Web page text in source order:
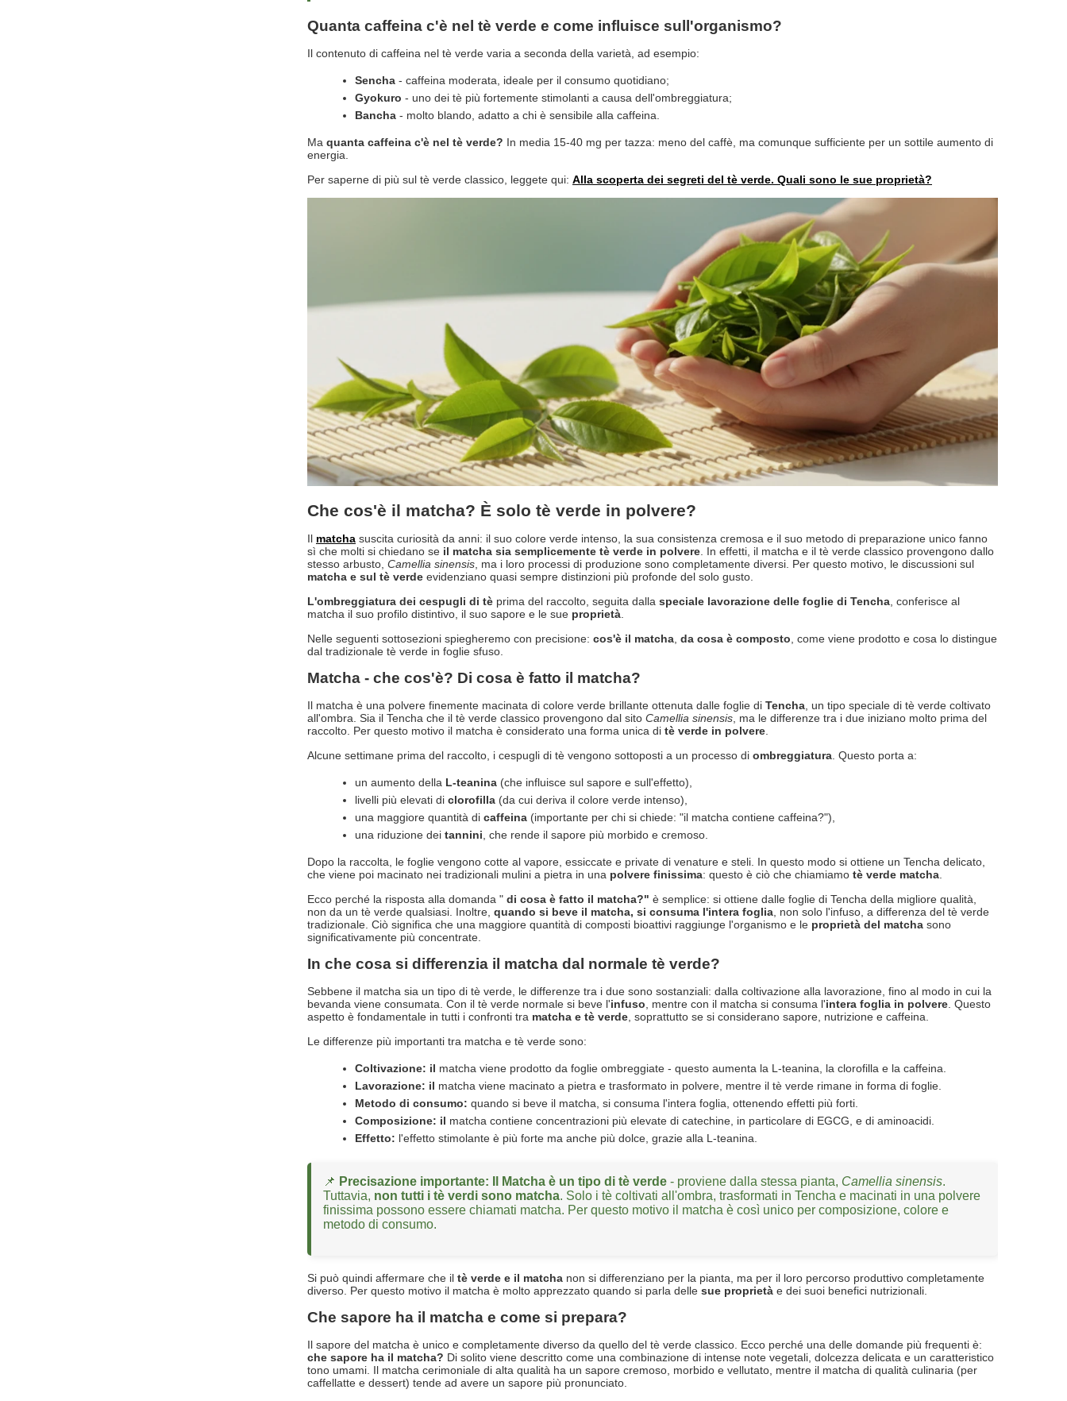
Quanta caffeina c'è nel tè verde e come influisce sull'organismo?
Il contenuto di caffeina nel tè verde varia a seconda della varietà, ad esempio:
Sencha - caffeina moderata, ideale per il consumo quotidiano;
Gyokuro - uno dei tè più fortemente stimolanti a causa dell'ombreggiatura;
Bancha - molto blando, adatto a chi è sensibile alla caffeina.
Ma quanta caffeina c'è nel tè verde? In media 15-40 mg per tazza: meno del caffè, ma comunque sufficiente per un sottile aumento di
energia.
Per saperne di più sul tè verde classico, leggete qui: Alla scoperta dei segreti del tè verde. Quali sono le sue proprietà?
Che cos'è il matcha? È solo tè verde in polvere?
Il matcha suscita curiosità da anni: il suo colore verde intenso, la sua consistenza cremosa e il suo metodo di preparazione unico fanno
sì che molti si chiedano se il matcha sia semplicemente tè verde in polvere . In effetti, il matcha e il tè verde classico provengono dallo
stesso arbusto, Camellia sinensis , ma i loro processi di produzione sono completamente diversi. Per questo motivo, le discussioni sul
matcha e sul tè verde evidenziano quasi sempre distinzioni più profonde del solo gusto.
L'ombreggiatura dei cespugli di tè prima del raccolto, seguita dalla speciale lavorazione delle foglie di Tencha , conferisce al
matcha il suo profilo distintivo, il suo sapore e le sue proprietà
Nelle seguenti sottosezioni spiegheremo con precisione: cos'è il matcha da cosa è composto , come viene prodotto e cosa lo distingue
dal tradizionale tè verde in foglie sfuso.
Matcha - che cos'è? Di cosa è fatto il matcha?
Il matcha è una polvere finemente macinata di colore verde brillante ottenuta dalle foglie di Tencha , un tipo speciale di tè verde coltivato
all'ombra. Sia il Tencha che il tè verde classico provengono dal sito Camellia sinensis , ma le differenze tra i due iniziano molto prima del
raccolto. Per questo motivo il matcha è considerato una forma unica di tè verde in polvere
Alcune settimane prima del raccolto, i cespugli di tè vengono sottoposti a un processo di ombreggiatura . Questo porta a:
un aumento della L-teanina (che influisce sul sapore e sull'effetto),
livelli più elevati di clorofilla (da cui deriva il colore verde intenso),
una maggiore quantità di caffeina (importante per chi si chiede: "il matcha contiene caffeina?"),
una riduzione dei tannini , che rende il sapore più morbido e cremoso.
Dopo la raccolta, le foglie vengono cotte al vapore, essiccate e private di venature e steli. In questo modo si ottiene un Tencha delicato,
che viene poi macinato nei tradizionali mulini a pietra in una polvere finissima: questo è ciò che chiamiamo tè verde matcha
Ecco perché la risposta alla domanda " di cosa è fatto il matcha?" è semplice: si ottiene dalle foglie di Tencha della migliore qualità,
non da un tè verde qualsiasi. Inoltre, quando si beve il matcha, si consuma l'intera foglia , non solo l'infuso, a differenza del tè verde
tradizionale. Ciò significa che una maggiore quantità di composti bioattivi raggiunge l'organismo e le proprietà del matcha sono
significativamente più concentrate.
In che cosa si differenzia il matcha dal normale tè verde?
Sebbene il matcha sia un tipo di tè verde, le differenze tra i due sono sostanziali: dalla coltivazione alla lavorazione, fino al modo in cui la
bevanda viene consumata. Con il tè verde normale si beve l'infuso , mentre con il matcha si consuma l'intera foglia in polvere . Questo
aspetto è fondamentale in tutti i confronti tra matcha e tè verde , soprattutto se si considerano sapore, nutrizione e caffeina.
Le differenze più importanti tra matcha e tè verde sono:
Coltivazione: il matcha viene prodotto da foglie ombreggiate - questo aumenta la L-teanina, la clorofilla e la caffeina.
Lavorazione: il matcha viene macinato a pietra e trasformato in polvere, mentre il tè verde rimane in forma di foglie.
Metodo di consumo: quando si beve il matcha, si consuma l'intera foglia, ottenendo effetti più forti.
Composizione: il matcha contiene concentrazioni più elevate di catechine, in particolare di EGCG, e di aminoacidi.
Effetto: l'effetto stimolante è più forte ma anche più dolce, grazie alla L-teanina.
📌 Precisazione importante: Il Matcha è un tipo di tè verde - proviene dalla stessa pianta, Camellia sinensis.
Tuttavia, non tutti i tè verdi sono matcha. Solo i tè coltivati all'ombra, trasformati in Tencha e macinati in una polvere
finissima possono essere chiamati matcha. Per questo motivo il matcha è così unico per composizione, colore e
metodo di consumo.
Si può quindi affermare che il tè verde e il matcha non si differenziano per la pianta, ma per il loro percorso produttivo completamente
diverso. Per questo motivo il matcha è molto apprezzato quando si parla delle sue proprietà e dei suoi benefici nutrizionali.
Che sapore ha il matcha e come si prepara?
Il sapore del matcha è unico e completamente diverso da quello del tè verde classico. Ecco perché una delle domande più frequenti è:
che sapore ha il matcha? Di solito viene descritto come una combinazione di intense note vegetali, dolcezza delicata e un caratteristico
tono umami. Il matcha cerimoniale di alta qualità ha un sapore cremoso, morbido e vellutato, mentre il matcha di qualità culinaria (per
caffellatte e dessert) tende ad avere un sapore più pronunciato.